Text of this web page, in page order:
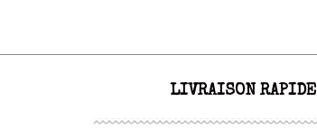
LIVRAISON RAPIDE